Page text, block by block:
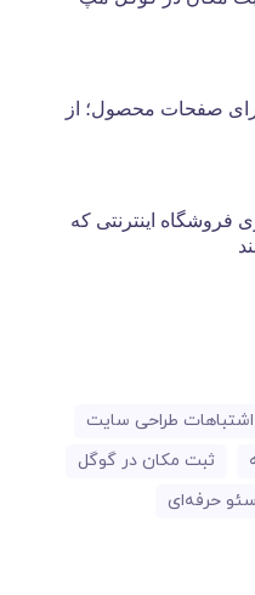
صفحات محصول؛ از
فروشگاه اینترنتی که
اشتباهات طراحی سایت
ثبت مکان در گوگل
سئو حرفه‌ای